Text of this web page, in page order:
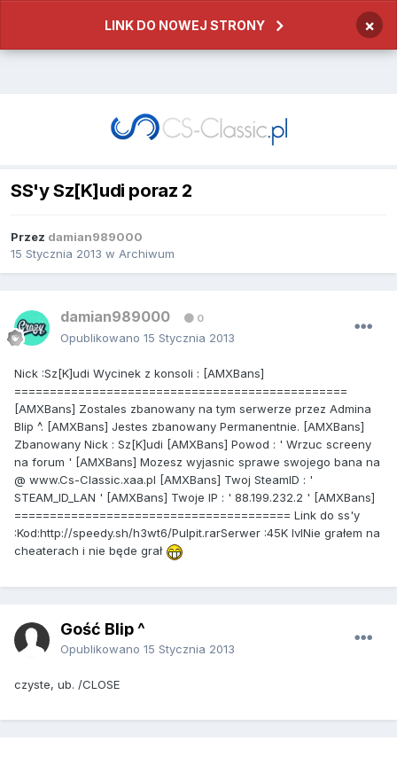
LINK DO NOWEJ STRONY ×
SS'y Sz[K]udi poraz 2
Przez damian989000
15 Stycznia 2013 w Archiwum
damian989000 0
Opublikowano 15 Stycznia 2013
Nick :Sz[K]udi Wycinek z konsoli : [AMXBans]
===============================================
[AMXBans] Zostales zbanowany na tym serwerze przez Admina
Blip ^. [AMXBans] Jestes zbanowany Permanentnie. [AMXBans]
Zbanowany Nick : Sz[K]udi [AMXBans] Powod : ' Wrzuc screeny
na forum ' [AMXBans] Mozesz wyjasnic sprawe swojego bana na
@ www.Cs-Classic.xaa.pl [AMXBans] Twoj SteamID : '
STEAM_ID_LAN ' [AMXBans] Twoje IP : ' 88.199.232.2 ' [AMXBans]
======================================= Link do ss'y
:Kod:http://speedy.sh/h3wt6/Pulpit.rarSerwer :45K lvlNie grałem na
cheaterach i nie będe grał
Gość Blip ^
Opublikowano 15 Stycznia 2013
czyste, ub. /CLOSE